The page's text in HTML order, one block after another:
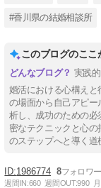
#香川県の結婚相談所
このブログのここ
実践
婚活における心構え
の場面から自己アピ
析し、成功のための
密なテクニックと心
のステップへと導く道
1986774 8
週間IN:660 週間OUT:990